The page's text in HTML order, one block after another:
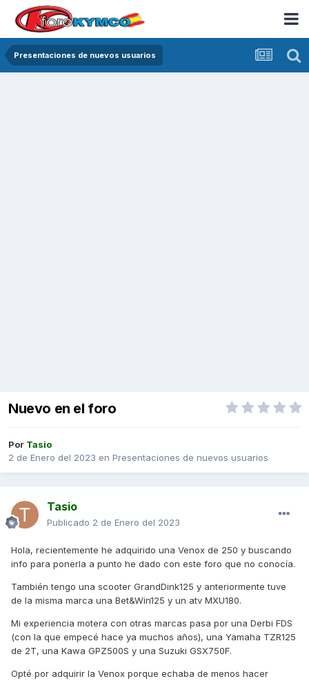
Presentaciones de nuevos usuarios
Nuevo en el foro
Por Tasio
2 de Enero del 2023 en Presentaciones de nuevos usuarios
Tasio
Publicado 2 de Enero del 2023
Hola, recientemente he adquirido una Venox de 250 y buscando
info para ponerla a punto he dado con este foro que no conocía.
También tengo una scooter GrandDink125 y anteriormente tuve
de la misma marca una Bet&Win125 y un atv MXU180.
Mi experiencia motera con otras marcas pasa por una Derbi FDS
(con la que empecé hace ya muchos años), una Yamaha TZR125
de 2T, una Kawa GPZ500S y una Suzuki GSX750F.
Opté por adquirir la Venox porque echaba de menos hacer